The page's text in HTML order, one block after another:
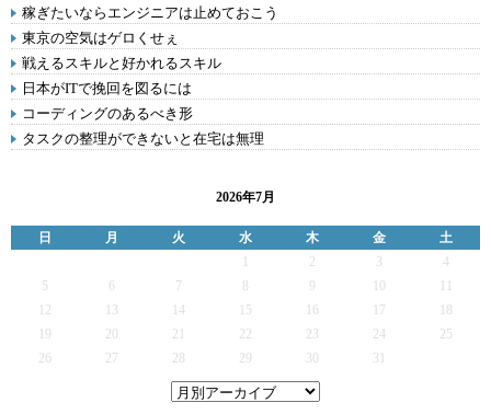
稼ぎたいならエンジニアは止めておこう
東京の空気はゲロくせぇ
戦えるスキルと好かれるスキル
日本がITで挽回を図るには
コーディングのあるべき形
タスクの整理ができないと在宅は無理
2026年7月
日 月 火 水 木 金
土
2 3
4
5
6 7 9
12
13 14 15 16 17
19
20 21 22 23 24
25
26
27 28 29 30 31